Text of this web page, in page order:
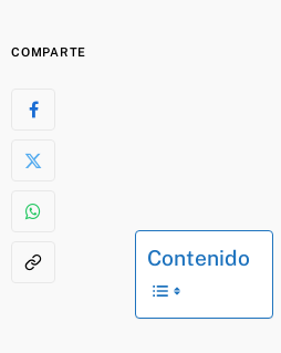
COMPARTE
Contenido